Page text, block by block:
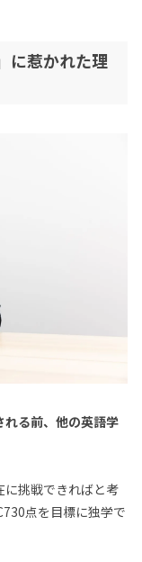
に惹かれた理
れる前、他の英語学
に挑戦できればと考
点を目標に独学で